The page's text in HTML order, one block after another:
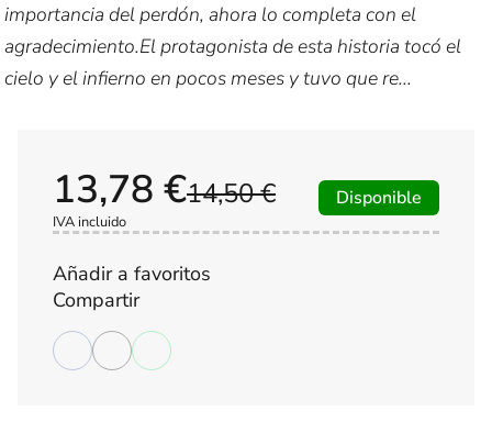
importancia del perdón, ahora lo completa con el
agradecimiento.El protagonista de esta historia tocó el
cielo y el infierno en pocos meses y tuvo que re...
14,50 €
13,78 €
IVA incluido
Disponible
Añadir a favoritos
Compartir